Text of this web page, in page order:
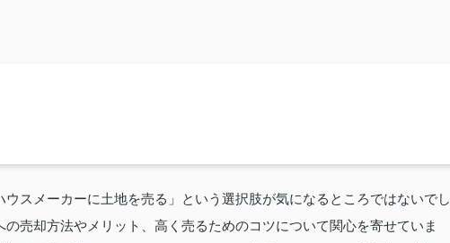
スメーカーに土地を売る」という選択肢が気になるところではないでし
売却方法やメリット、高く売るためのコツについて関心を寄せていま